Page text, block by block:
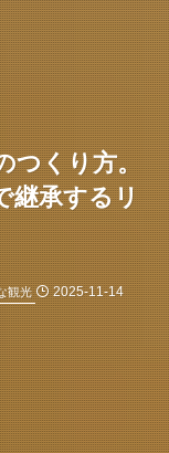
つくり方。
継承するリ
観光 2025-11-14